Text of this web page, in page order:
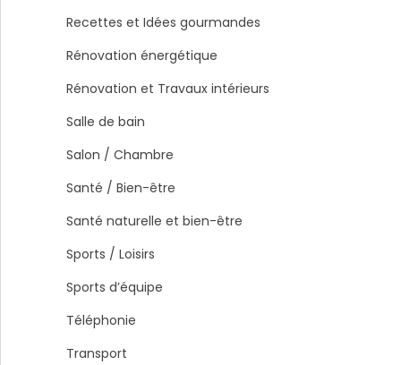
Recettes et Idées gourmandes
Rénovation énergétique
Rénovation et Travaux intérieurs
Salle de bain
Salon / Chambre
Santé / Bien-être
Santé naturelle et bien-être
Sports / Loisirs
Sports d’équipe
Téléphonie
Transport